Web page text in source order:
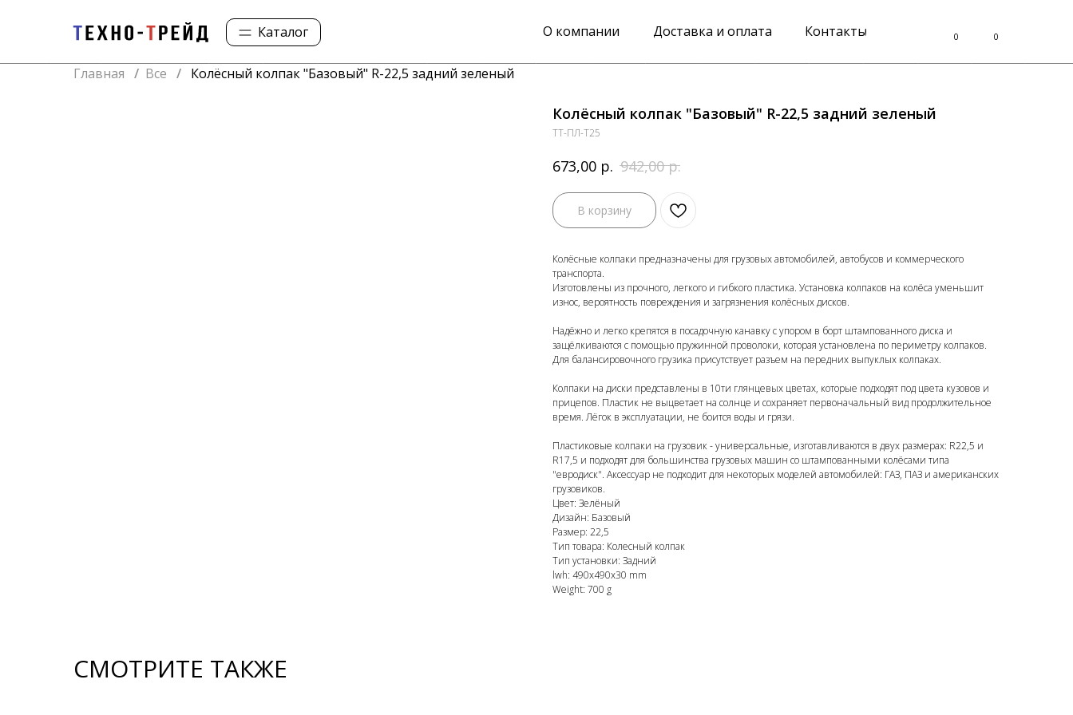
Каталог 0 0
О компании Доставка и оплата Контакты
Новинки сезона 2025!
Главная / Все / Колёсный колпак "Базовый" R-22,5 задний зеленый
Колёсный колпак "Базовый" R-22,5 задний зеленый
ТТ-ПЛ-Т25
673,00 р. 942,00 р.
В корзину
Колёсные колпаки предназначены для грузовых автомобилей, автобусов и коммерческого
транспорта.
Изготовлены из прочного, легкого и гибкого пластика. Установка колпаков на колёса уменьшит
износ, вероятность повреждения и загрязнения колёсных дисков.
Надёжно и легко крепятся в посадочную канавку с упором в борт штампованного диска и
защёлкиваются с помощью пружинной проволоки, которая установлена по периметру колпаков.
Для балансировочного грузика присутствует разъем на передних выпуклых колпаках.
Колпаки на диски представлены в 10ти глянцевых цветах, которые подходят под цвета кузовов и
прицепов. Пластик не выцветает на солнце и сохраняет первоначальный вид продолжительное
время. Лёгок в эксплуатации, не боится воды и грязи.
Пластиковые колпаки на грузовик - универсальные, изготавливаются в двух размерах: R22,5 и
R17,5 и подходят для большинства грузовых машин со штампованными колёсами типа
"евродиск". Аксессуар не подходит для некоторых моделей автомобилей: ГАЗ, ПАЗ и американских
грузовиков.
Цвет: Зелёный
Дизайн: Базовый
Размер: 22,5
Тип товара: Колесный колпак
Тип установки: Задний
lwh: 490x490x30 mm
Weight: 700 g
СМОТРИТЕ ТАКЖЕ